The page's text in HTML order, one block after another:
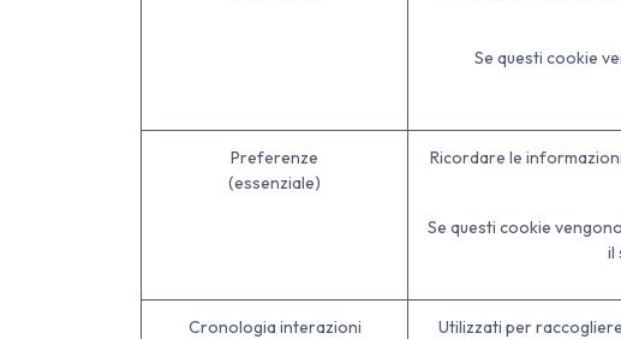
Se questi cookie
Preferenze
(essenziale)
Ricordare le
Se questi cookie
il
Cronologia interazioni
Utilizzati per